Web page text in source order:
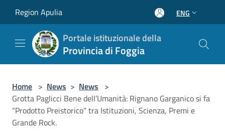
Region Apulia ENG
Portale istituzionale della
Provincia di Foggia
Home > News > News >
Grotta Paglicci Bene dell’Umanità: Rignano Garganico si fa
“Prodotto Preistorico” tra Istituzioni, Scienza, Premi e
Grande Rock.